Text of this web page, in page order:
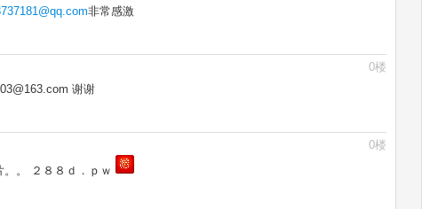
非常感激
0楼
谢谢
0楼
。 ２８８ｄ．ｐｗ